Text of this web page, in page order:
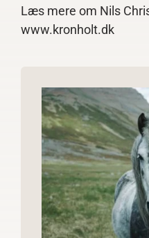
Læs mere om Nils
www.kronholt.dk